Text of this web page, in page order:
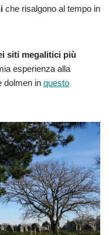
che risalgono al tempo in
siti megalitici più
esperienza alla
dolmen in questo